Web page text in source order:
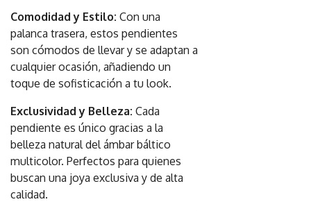
Comodidad y Estilo: Con una
palanca trasera, estos pendientes
son cómodos de llevar y se adaptan a
cualquier ocasión, añadiendo un
toque de sofisticación a tu look.
Exclusividad y Belleza: Cada
pendiente es único gracias a la
belleza natural del ámbar báltico
multicolor. Perfectos para quienes
buscan una joya exclusiva y de alta
calidad.